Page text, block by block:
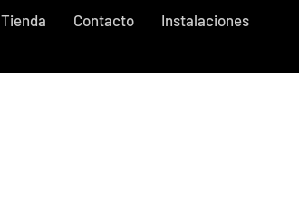
Tienda Contacto Instalaciones